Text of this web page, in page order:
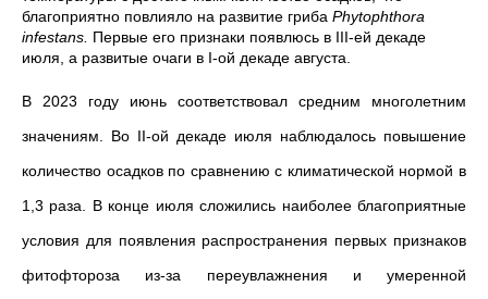
благоприятно повлияло на развитие гриба Phytophthora
infestans. Первые его признаки появлюсь в III-ей декаде
июля, а развитые очаги в I-ой декаде августа.
В 2023 году июнь соответствовал средним многолетним
значениям. Во II-ой декаде июля наблюдалось повышение
количество осадков по сравнению с климатической нормой в
1,3 раза. В конце июля сложились наиболее благоприятные
условия для появления распространения первых признаков
фитофтороза из-за переувлажнения и умеренной